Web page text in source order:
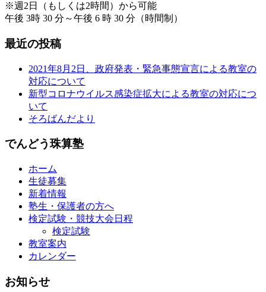
※週2日（もしくは2時間）から可能
午後 3時 30 分～午後 6 時 30 分（時間制）
最近の投稿
2021年8月2日、政府発表・緊急事態宣言による教室の
対応について
新型コロナウイルス感染症拡大による教室の対応につ
いて
そろばんだより
でんどう珠算塾
ホーム
生徒募集
新着情報
塾生・保護者の方へ
検定試験・競技大会日程
検定試験
教室案内
カレンダー
お知らせ